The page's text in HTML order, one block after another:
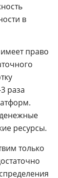
в
право
раза
ресурсы.
только